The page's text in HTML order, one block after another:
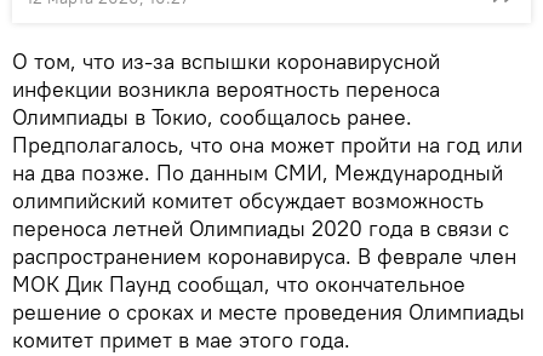
О том, что из-за вспышки коронавирусной
инфекции возникла вероятность переноса
Олимпиады в Токио, сообщалось ранее.
Предполагалось, что она может пройти на год или
на два позже. По данным СМИ, Международный
олимпийский комитет обсуждает возможность
переноса летней Олимпиады 2020 года в связи с
распространением коронавируса. В феврале член
МОК Дик Паунд сообщал, что окончательное
решение о сроках и месте проведения Олимпиады
комитет примет в мае этого года.